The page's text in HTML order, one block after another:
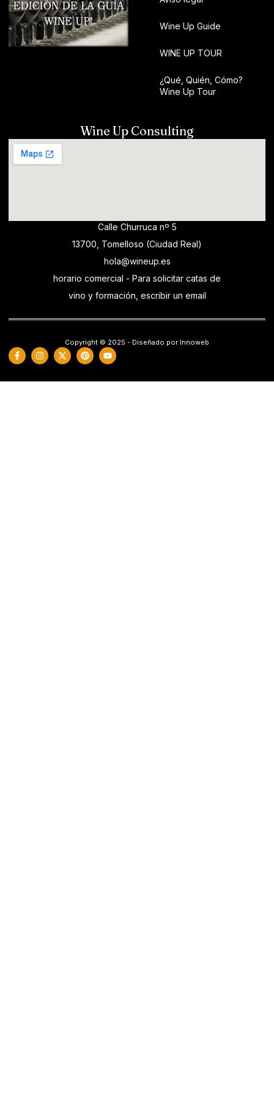
Wine Up Guide
WINE UP TOUR
¿Qué, Quién, Cómo?
Wine Up Tour
Wine Up Consulting
Calle Churruca nº 5
13700, Tomelloso (Ciudad Real)
hola@wineup.es
horario comercial - Para solicitar catas de
vino y formación, escribir un email
Copyright © 2025 - Diseñado por Innoweb